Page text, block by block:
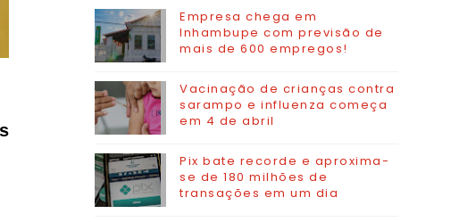
Empresa chega em
Inhambupe com previsão de
mais de 600 empregos!
Vacinação de crianças contra
sarampo e influenza começa
em 4 de abril
Pix bate recorde e aproxima-
se de 180 milhões de
transações em um dia